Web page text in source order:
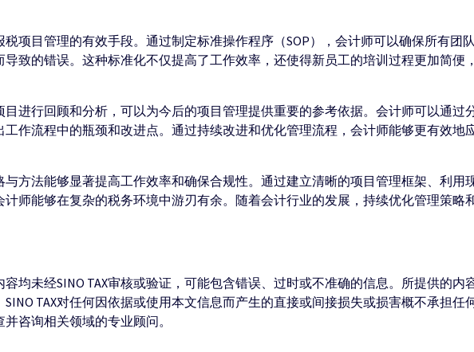
项目管理的有效手段。通过制定标准操作程序（SOP），会计师可以确保所有团
致的错误。这种标准化不仅提高了工作效率，还使得新员工的培训过程更加简便
进行回顾和分析，可以为今后的项目管理提供重要的参考依据。会计师可以通过
作流程中的瓶颈和改进点。通过持续改进和优化管理流程，会计师能够更有效地
方法能够显著提高工作效率和确保合规性。通过建立清晰的项目管理框架、利用
师能够在复杂的税务环境中游刃有余。随着会计行业的发展，持续优化管理策略
均未经SINO TAX审核或验证，可能包含错误、过时或不准确的信息。所提供的内
TAX对任何因依据或使用本文信息而产生的直接或间接损失或损害概不承担任
咨询相关领域的专业顾问。